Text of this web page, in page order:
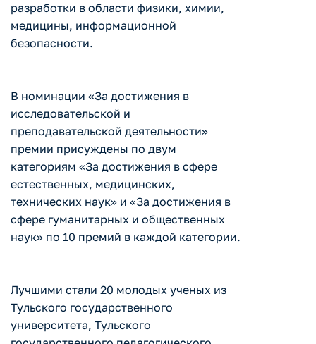
разработки в области физики, химии,
медицины, информационной
безопасности.
В номинации «За достижения в
исследовательской и
преподавательской деятельности»
премии присуждены по двум
категориям «За достижения в сфере
естественных, медицинских,
технических наук» и «За достижения в
сфере гуманитарных и общественных
наук» по 10 премий в каждой категории.
Лучшими стали 20 молодых ученых из
Тульского государственного
университета, Тульского